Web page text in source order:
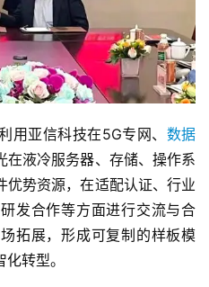
亚信科技在5G专网、 数据
在液冷服务器、存储、操作系
优势资源，在适配认证、行业
发合作等方面进行交流与合
拓展，形成可复制的样板模
转型。